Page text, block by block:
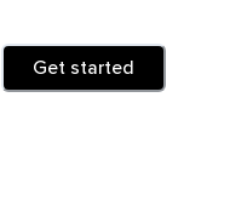
Get started